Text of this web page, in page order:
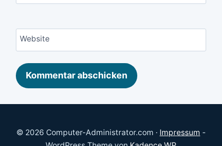
Website
© 2026 Computer-Administrator.com · Impressum -